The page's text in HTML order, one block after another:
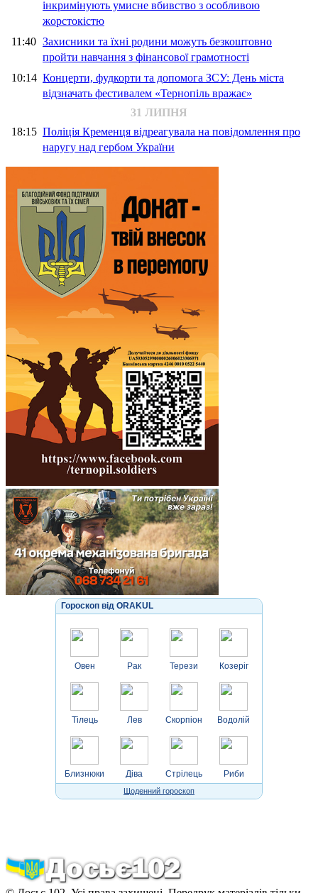
інкримінують умисне вбивство з особливою
жорстокістю
11:40 Захисники та їхні родини можуть безкоштовно
пройти навчання з фінансової грамотності
10:14 Концерти, фудкорти та допомога ЗСУ: День міста
відзначать фестивалем «Тернопіль вражає»
31 ЛИПНЯ
18:15 Поліція Кременця відреагувала на повідомлення про
наругу над гербом України
Гороскоп від ORAKUL
Овен
Тілець
Близнюки
Рак
Лев
Діва
Терези
Скорпіон
Стрілець
Козеріг
Водолій
Риби
Щоденний гороскоп